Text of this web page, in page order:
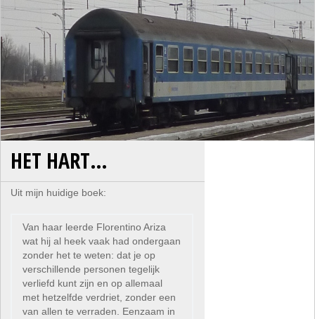
HET HART…
Uit mijn huidige boek:
Van haar leerde Florentino Ariza
wat hij al heek vaak had ondergaan
zonder het te weten: dat je op
verschillende personen tegelijk
verliefd kunt zijn en op allemaal
met hetzelfde verdriet, zonder een
van allen te verraden. Eenzaam in